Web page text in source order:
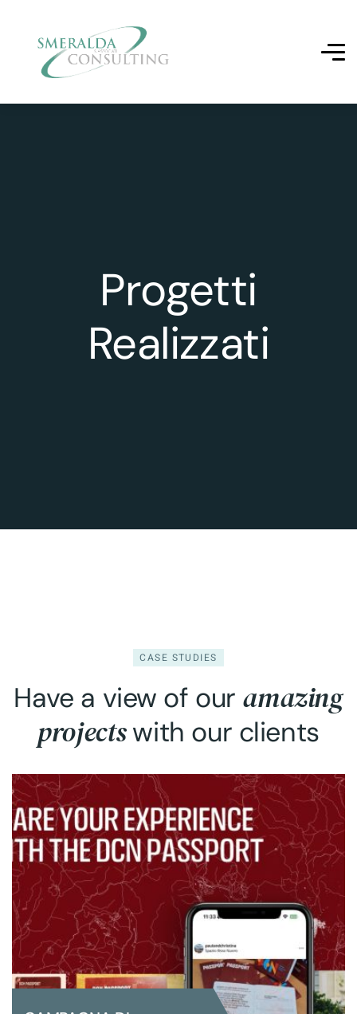
Progetti
Realizzati
CASE STUDIES
Have a view of our amazing
projectswith our clients